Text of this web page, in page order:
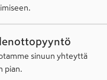
sinuun yhteyttä
pian.